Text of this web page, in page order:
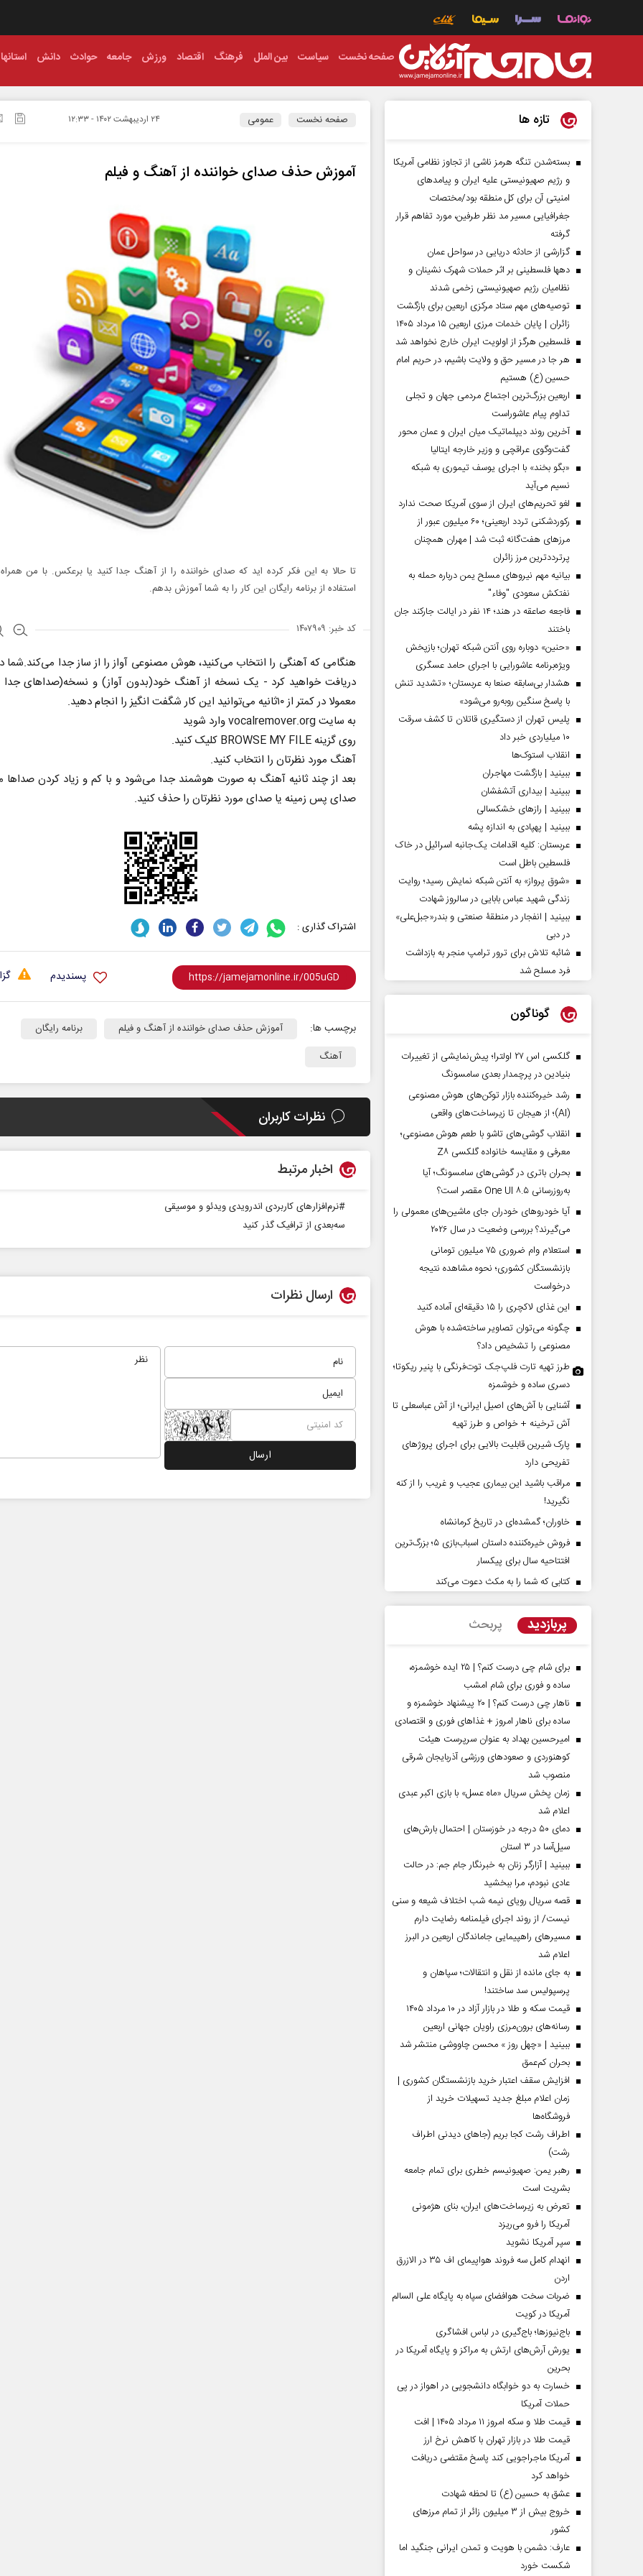
صفحه نخست سیاست بین الملل فرهنگ اقتصاد ورزش جامعه حوادث دانش استانها
صفحه نخست عمومی ۲۴ ارديبهشت ۱۴۰۲ - ۱۲:۳۳
آموزش حذف صدای خواننده از آهنگ و فیلم
تا حالا به این فکر کرده اید که صدای خواننده را از آهنگ جدا کنید یا برعکس. با من
استفاده از برنامه رایگان این کار را به شما آموزش بدهم.
کد خبر: ۱۴۰۷۹۰۹
هنگامی که آهنگی را انتخاب می‌کنید، هوش مصنوعی آواز را از ساز جدا
دریافت خواهید کرد - یک نسخه از آهنگ خود(بدون آواز) و نسخه(صداهای
معمولا در کمتر از ۱۰ثانیه می‌توانید این کار شگفت انگیز را انجام‌ دهید.
به سایت vocalremover.org وارد شوید
روی گزینه BROWSE MY FILE کلیک کنید.
آهنگ مورد نظرتان را انتخاب کنید.
بعد از چند ثانیه آهنگ به صورت هوشمند جدا می‌شود و با کم و زیاد کردن صداها
صدای پس زمینه یا صدای مورد نظرتان را حذف کنید.
اشتراک گذاری :
پسندیدم
برچسب ها: آموزش حذف صدای خواننده از آهنگ و فیلم
برنامه رایگان
آهنگ
نظرات کاربران
اخبار مرتبط
#نرم‌افزار‌های کاربردی اندرویدی ویدئو و موسیقی
سه‌بعدی از ترافیک گذر کنید
ارسال نظرات
تازه ها
بسته‌شدن تنگه هرمز ناشی از تجاوز نظامی آمریکا
و رژیم صهیونیستی علیه ایران و پیامد‌های
امنیتی آن برای کل منطقه بود/مختصات
جغرافیایی مسیر مد نظر طرفین، مورد تفاهم قرار
گرفته
گزارشی از حادثه دریایی در سواحل عمان
دهها فلسطینی بر اثر حملات شهرک نشینان و
نظامیان رژیم صهیونیستی زخمی شدند
توصیه‌های مهم ستاد مرکزی اربعین برای بازگشت
زائران | پایان خدمات مرزی اربعین ۱۵ مرداد ۱۴۰۵
فلسطین هرگز از اولویت ایران خارج نخواهد شد
هر جا در مسیر حق و ولایت باشیم، در حریم امام
حسین (ع) هستیم
اربعین بزرگ‌ترین اجتماع مردمی جهان و تجلی
تداوم پیام عاشوراست
آخرین روند دیپلماتیک میان ایران و عمان محور
گفت‌وگوی عراقچی و وزیر خارجه ایتالیا
«بگو بخند» با اجرای یوسف تیموری به شبکه
نسیم می‌آید
لغو تحریم‌های ایران از سوی آمریکا صحت ندارد
رکوردشکنی تردد اربعینی؛ ۶۰ میلیون عبور از
مرزهای هفت‌گانه ثبت شد | مهران همچنان
پرترددترین مرز زائران
بیانیه مهم نیروهای مسلح یمن درباره حمله به
نفتکش سعودی "وفاء"
فاجعه صاعقه در هند؛ ۱۴ نفر در ایالت جارکند جان
باختند
«حنین» دوباره روی آنتن شبکه تهران؛ بازپخش
ویژه‌برنامه عاشورایی با اجرای حامد عسگری
هشدار بی‌سابقه صنعا به عربستان؛ «تشدید تنش
با پاسخ سنگین روبه‌رو می‌شود»
پلیس تهران از دستگیری قاتلان تا کشف سرقت
۱۰ میلیاردی خبر داد
انقلاب استوک‌ها
ببینید | بازگشت مهاجران
ببینید | بیداری آتشفشان
ببینید | رازهای خشکسالی
ببینید | پهپادی به اندازه پشه
عربستان: کلیه اقدامات یک‌جانبه اسرائیل در خاک
فلسطین باطل است
«شوق پرواز» به آنتن شبکه نمایش رسید؛ روایت
زندگی شهید عباس بابایی در سالروز شهادت
ببینید | انفجار در منطقۀ صنعتی و بندر«جبل‌علی»
در دبی
شائبه تلاش برای ترور ترامپ منجر به بازداشت
فرد مسلح شد
گوناگون
گلکسی اس ۲۷ اولترا؛ پیش‌نمایشی از تغییرات
بنیادین در پرچمدار بعدی سامسونگ
رشد خیره‌کننده بازار توکن‌های هوش مصنوعی
(AI)؛ از هیجان تا زیرساخت‌های واقعی
انقلاب گوشی‌های تاشو‌ با طعم هوش مصنوعی؛
معرفی و مقایسه خانواده گلکسی Z۸
بحران باتری در گوشی‌های سامسونگ؛ آیا
به‌روزرسانی One UI ۸.۵ مقصر است؟
آیا خودروهای خودران جای ماشین‌های معمولی را
می‌گیرند؟ بررسی وضعیت در سال ۲۰۲۶
استعلام وام ضروری ۷۵ میلیون تومانی
بازنشستگان کشوری؛ نحوه مشاهده نتیجه
درخواست
این غذای لاکچری را ۱۵ دقیقه‌ای آماده کنید
چگونه می‌توان تصاویر ساخته‌شده با هوش
مصنوعی را تشخیص داد؟
طرز تهیه تارت فلپ‌جک توت‌فرنگی با پنیر ریکوتا؛
دسری ساده و خوشمزه
آشنایی با آش‌های اصیل ایرانی؛ از آش عباسعلی تا
آش ترخینه + خواص و طرز تهیه
پارک شیرین قابلیت‌ بالایی برای اجرای پروژهای
تفریحی دارد
مراقب باشید این بیماری عجیب و غریب را از کنه
نگیرید!
خاوران؛ گمشده‌ای در تاریخ کرمانشاه
فروش خیره‌کننده داستان اسباب‌بازی ۵؛ بزرگ‌ترین
افتتاحیه سال برای پیکسار
کتابی که شما را به مکث دعوت می‌کند
پربازدید پربحث
برای شام چی درست کنم؟ | ۲۵ ایده خوشمزه،
ساده و فوری برای شام امشب
ناهار چی درست کنم؟ | ۲۰ پیشنهاد خوشمزه و
ساده برای ناهار امروز + غذاهای فوری و اقتصادی
امیرحسین بهداد به عنوان سرپرست هیئت
کوهنوردی و صعودهای ورزشی آذربایجان شرقی
منصوب شد
زمان پخش سریال «ماه عسل» با بازی اکبر عبدی
اعلام شد
دمای ۵۰ درجه در خوزستان | احتمال بارش‌های
سیل‌آسا در ۳ استان
ببینید | آزارگر زنان به خبرنگار جام جم: در حالت
عادی نبودم، مرا ببخشید
قصه سریال رویای نیمه شب اختلاف شیعه و سنی
نیست/ از روند اجرای فیلمنامه رضایت دارم
مسیر‌های راهپیمایی جاماندگان اربعین در البرز
اعلام شد
به جای مانده از نقل و انتقالات؛ سپاهان و
پرسپولیس سد ساختند!
قیمت سکه و طلا در بازار آزاد در ۱۰ مرداد ۱۴۰۵
رسانه‌های برون‌مرزی راویان جهانی اربعین
ببینید | «چهل روز » محسن چاووشی منتشر شد
بحران کم‌عمق
افزایش سقف اعتبار خرید بازنشستگان کشوری |
زمان اعلام مبلغ جدید تسهیلات خرید از
فروشگاه‌ها
اطراف رشت کجا بریم (جاهای دیدنی اطراف
رشت)
رهبر یمن: صهیونیسم خطری برای تمام جامعه
بشریت است
تعرض به زیرساخت‌های ایران، بنای هژمونی
آمریکا را فرو می‌ریزد
سپر آمریکا نشوید
انهدام کامل سه فروند هواپیمای اف ۳۵ در الازرق
اردن
ضربات سخت هوافضای سپاه به پایگاه علی السالم
آمریکا در کویت
باج‌نیوزها؛ باج‌گیری در لباس افشاگری
یورش آرش‌های ارتش به مراکز و پایگاه‌ آمریکا در
بحرین
خسارت به دو خوابگاه دانشجویی در اهواز در پی
حملات آمریکا
قیمت طلا و سکه امروز ۱۱ مرداد ۱۴۰۵ | افت
قیمت طلا در بازار تهران با کاهش نرخ ارز
آمریکا ماجراجویی کند پاسخ مقتضی دریافت
خواهد کرد
عشق به حسین (ع) تا لحظه شهادت
خروج بیش از ۳ میلیون زائر از تمام مرز‌های
کشور
عارف: دشمن با هویت و تمدن ایرانی جنگید اما
شکست خورد
اربعین نماد مقاومت در برابر
نوروزی - عضو کمیسیون اجتماعی
از باتلاق انرژی تا بن‌بست ترامپ
رضا سپهوند - سخنگوی کمیسیون انرژی مجلس
زمان در افق ایران
دکتر
صفحات نخست روزنامه ها‌ی‌سه‌شنبه ۶ مردادماه